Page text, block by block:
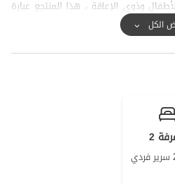
وذوي الإعاقة ، هذا المنتجع عبارة
الكل
2